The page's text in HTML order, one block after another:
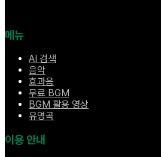
메뉴
AI 검색
음악
효과음
무료 BGM
BGM 활용 영상
유명곡
이용 안내